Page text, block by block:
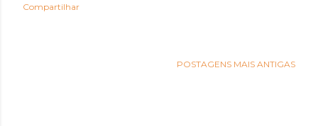
Compartilhar
POSTAGENS MAIS ANTIGAS